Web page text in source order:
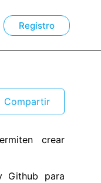
Registro
Compartir
crear
Github para